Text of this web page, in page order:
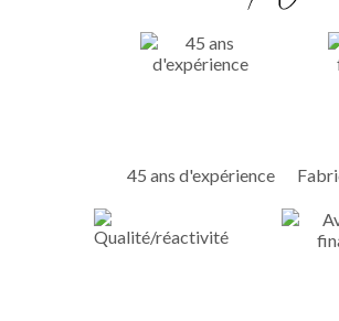
45 ans d'expérience